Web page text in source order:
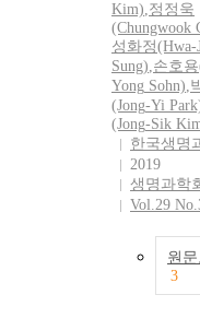
Kim),정정욱
(Chungwook
성화정(Hwa-
Sung),손호
Yong Sohn),
(Jong-Yi
(Jong-Sik
한국생명
2019
생명과학
Vol.29
원
3